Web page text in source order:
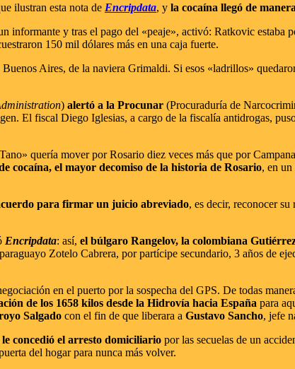
ilustran esta nota de Encripdata, y la cocaína llegó de
y tras el pago del «peaje», activó: Ratkovic estaba
150 mil dólares más en una caja fuerte.
Aires, de la naviera Grimaldi. Si esos «ladrillos»
) alertó a la Procunar (Procuraduría de
El fiscal Diego Iglesias, a cargo de la fiscalía antidrogas,
quería mover por Rosario diez veces más que por
cocaína, el mayor decomiso de la historia de Rosario, en
para firmar un juicio abreviado, es decir, reconocer
Encripdata: así, el búlgaro Rangelov, la colombiana
Zotelo Cabrera, por partícipe secundario, 3 años de
en el puerto por la sospecha del GPS. De todas
de los 1658 kilos desde la Hidrovía hacia España para
Salgado con el fin de que liberara a Gustavo Sancho, jefe
concedió el arresto domiciliario por las secuelas de un
del hogar para nunca más volver.